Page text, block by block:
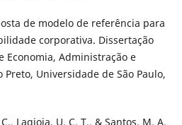
de modelo de referência para
corporativa. Dissertação
Economia, Administração e
Universidade de São Paulo,
Lagioia, U. C. T., & Santos, M. A.